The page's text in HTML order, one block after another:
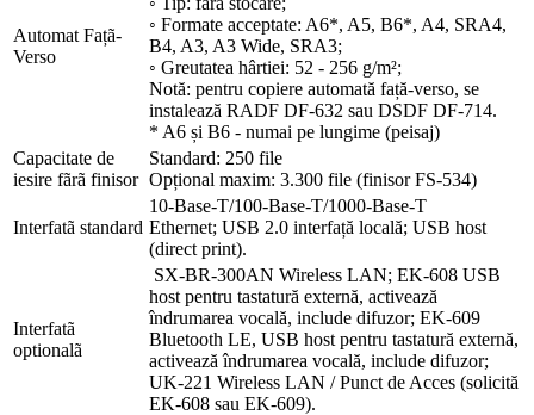
Automat Fațã-
Verso
◦ Formate acceptate: A6*, A5, B6*, A4, SRA4,
B4, A3, A3 Wide, SRA3;
◦ Greutatea hârtiei: 52 - 256 g/m²;
Notă: pentru copiere automată față-verso, se
instalează RADF DF-632 sau DSDF DF-714.
* A6 și B6 - numai pe lungime (peisaj)
Capacitate de
iesire fãrã finisor
Standard: 250 file
Opțional maxim: 3.300 file (finisor FS-534)
Interfatã standard
10-Base-T/100-Base-T/1000-Base-T
Ethernet; USB 2.0 interfață locală; USB host
(direct print).
Interfatã
optionalã
SX-BR-300AN Wireless LAN; EK-608 USB
host pentru tastatură externă, activează
îndrumarea vocală, include difuzor; EK-609
Bluetooth LE, USB host pentru tastatură externă,
activează îndrumarea vocală, include difuzor;
UK-221 Wireless LAN / Punct de Acces (solicită
EK-608 sau EK-609).